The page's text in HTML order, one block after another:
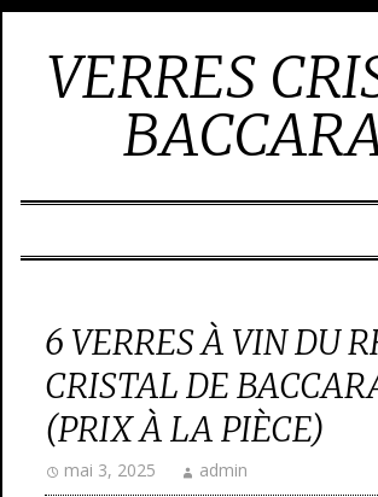
VERRES
6 VERRES À VIN DU
CRISTAL DE
(PRIX À LA PIÈCE)
mai 3, 2025 admin